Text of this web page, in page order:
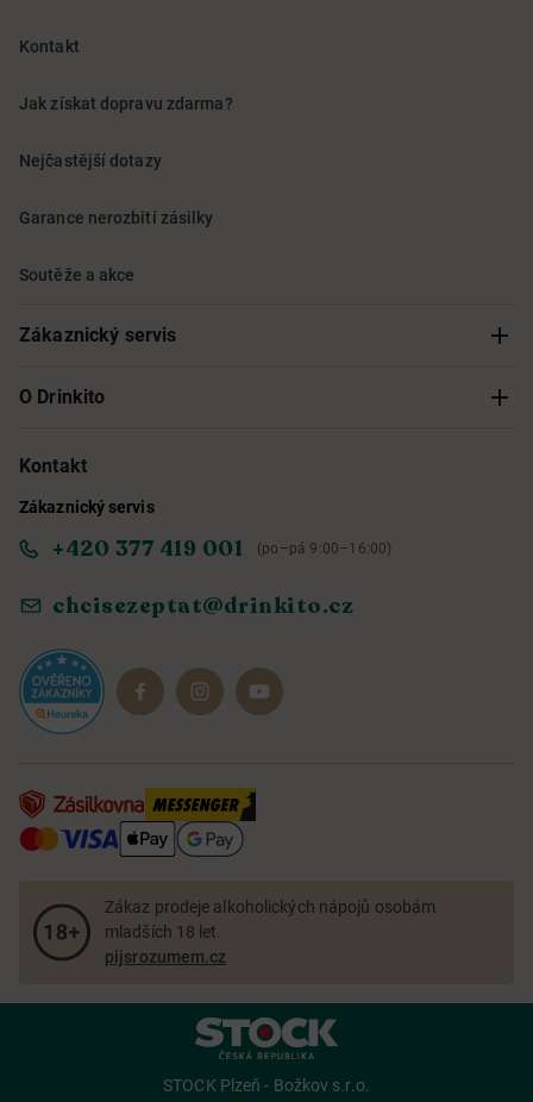
Kontakt
Jak získat dopravu zdarma?
Nejčastější dotazy
Garance nerozbití zásilky
Soutěže a akce
Zákaznický servis
Sledování objednávky
Obchodní podmínky
Reklamace a vrácení
O Drinkito
O nás
Informace o přístupnosti služby
Dárkové sady
Kontakt
Zákaznický servis
+420 377 419 001 (po–pá 9:00–16:00)
chcisezeptat@drinkito.cz
Zákaz prodeje alkoholických nápojů osobám
mladších 18 let.
pijsrozumem.cz
STOCK Plzeň - Božkov s.r.o.